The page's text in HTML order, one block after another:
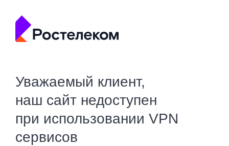
Уважаемый клиент,
наш сайт недоступен
при использовании VPN
сервисов